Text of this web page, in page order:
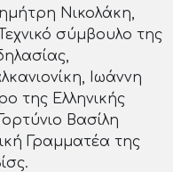
Νικολάκη,
σύμβουλο της
Ιωάννη
της Ελληνικής
Βασίλη
Γραμματέα της